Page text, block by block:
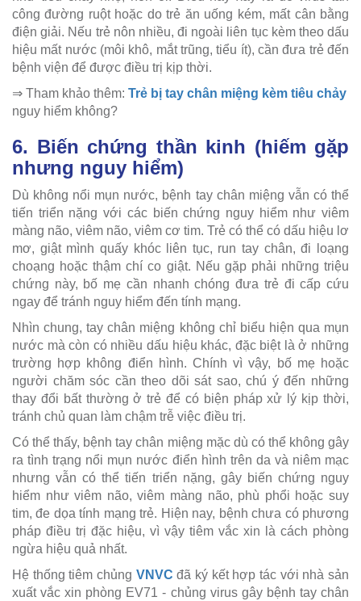
công đường ruột hoặc do trẻ ăn uống kém, mất cân bằng
điện giải. Nếu trẻ nôn nhiều, đi ngoài liên tục kèm theo dấu
hiệu mất nước (môi khô, mắt trũng, tiểu ít), cần đưa trẻ đến
bệnh viện để được điều trị kịp thời.
⇒ Tham khảo thêm: Trẻ bị tay chân miệng kèm tiêu chảy
nguy hiểm không?
6. Biến chứng thần kinh (hiếm gặp
nhưng nguy hiểm)
Dù không nổi mụn nước, bệnh tay chân miệng vẫn có thể
tiến triển nặng với các biến chứng nguy hiểm như viêm
màng não, viêm não, viêm cơ tim. Trẻ có thể có dấu hiệu lơ
mơ, giật mình quấy khóc liên tục, run tay chân, đi loạng
choạng hoặc thậm chí co giật. Nếu gặp phải những triệu
chứng này, bố mẹ cần nhanh chóng đưa trẻ đi cấp cứu
ngay để tránh nguy hiểm đến tính mạng.
Nhìn chung, tay chân miệng không chỉ biểu hiện qua mụn
nước mà còn có nhiều dấu hiệu khác, đặc biệt là ở những
trường hợp không điển hình. Chính vì vậy, bố mẹ hoặc
người chăm sóc cần theo dõi sát sao, chú ý đến những
thay đổi bất thường ở trẻ để có biện pháp xử lý kịp thời,
tránh chủ quan làm chậm trễ việc điều trị.
Có thể thấy, bệnh tay chân miệng mặc dù có thể không gây
ra tình trạng nổi mụn nước điển hình trên da và niêm mạc
nhưng vẫn có thể tiến triển nặng, gây biến chứng nguy
hiểm như viêm não, viêm màng não, phù phổi hoặc suy
tim, đe dọa tính mạng trẻ. Hiện nay, bệnh chưa có phương
pháp điều trị đặc hiệu, vì vậy tiêm vắc xin là cách phòng
ngừa hiệu quả nhất.
Hệ thống tiêm chủng VNVC đã ký kết hợp tác với nhà sản
xuất vắc xin phòng EV71 - chủng virus gây bệnh tay chân